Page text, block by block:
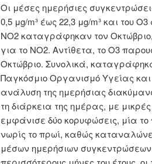
Οι μέσες ημερήσιες
0,5 μg/m³ έως 22,3 μg/m³ και του
NO2 καταγράφηκαν τον Οκτώβριο,
για το NO2. Αντίθετα, το O3
Οκτώβριο. Συνολικά,
Παγκόσμιο Οργανισμό Υγείας και
ανάλυση της ημερήσιας
τη διάρκεια της ημέρας, με
εμφάνισε δύο κορυφώσεις, μία
νωρίς το πρωί, καθώς
μέσων ημερήσιων συγκεντρώσεων